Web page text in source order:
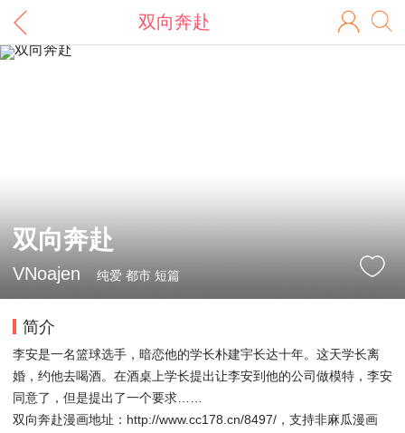
双向奔赴
双向奔赴
VNoajen 纯爱 都市 短篇
简介
李安是一名篮球选手，暗恋他的学长朴建宇长达十年。这天学长离
婚，约他去喝酒。在酒桌上学长提出让李安到他的公司做模特，李安
同意了，但是提出了一个要求……
双向奔赴漫画地址：http://www.cc178.cn/8497/，支持非麻瓜漫画